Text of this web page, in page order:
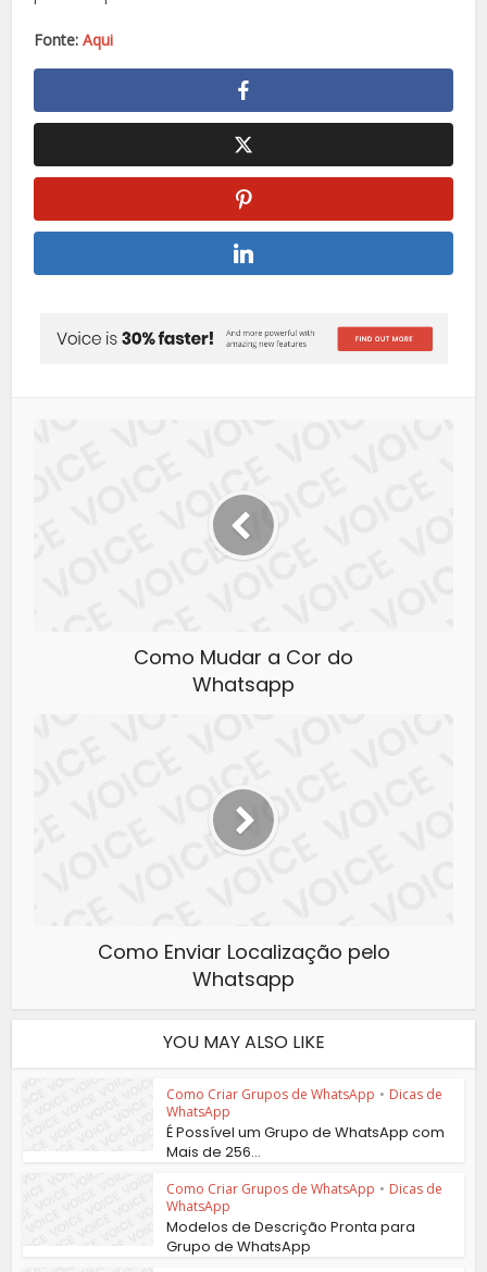
Fonte:Aqui
Como Mudar a Cor do
Whatsapp
Como Enviar Localização pelo
Whatsapp
YOU MAY ALSO LIKE
Como Criar Grupos de WhatsApp • Dicas de
WhatsApp
É Possível um Grupo de WhatsApp com
Mais de 256...
Como Criar Grupos de WhatsApp • Dicas de
WhatsApp
Modelos de Descrição Pronta para
Grupo de WhatsApp